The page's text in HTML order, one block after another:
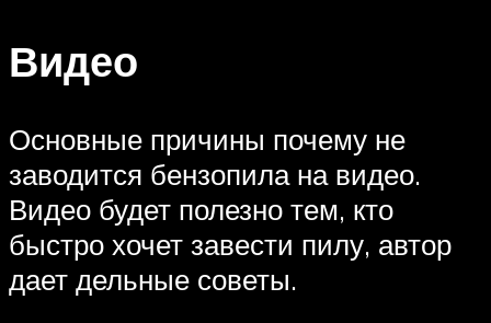
Видео
Основные причины почему не
заводится бензопила на видео.
Видео будет полезно тем, кто
быстро хочет завести пилу, автор
дает дельные советы.